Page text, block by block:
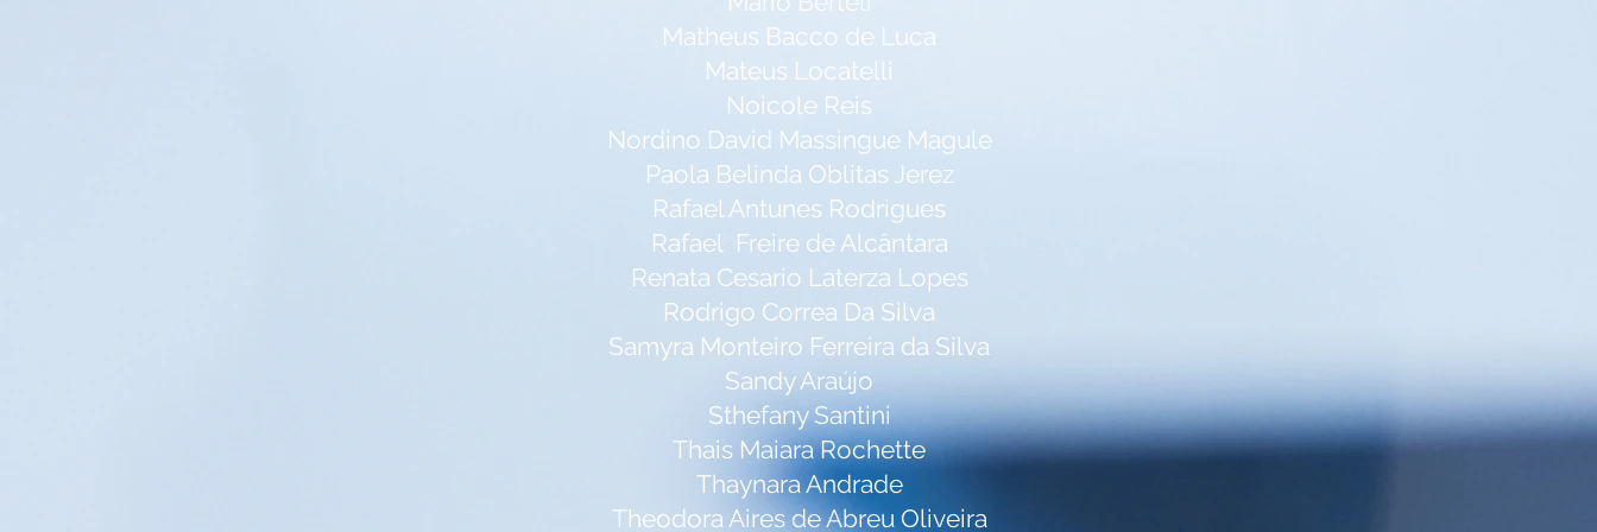
Matheus Bacco de Luca
Mateus Locatelli
Noicole Reis
Nordino David Massingue Magule
Paola Belinda Oblitas Jerez
Rafael Antunes Rodrigues
Rafael Freire de Alcântara
Renata Cesario Laterza Lopes
Rodrigo Correa Da Silva
Samyra Monteiro Ferreira da Silva
Sandy Araújo
Sthefany Santini
Thais Maiara Rochette
Thaynara Andrade
Theodora Aires de Abreu Oliveira